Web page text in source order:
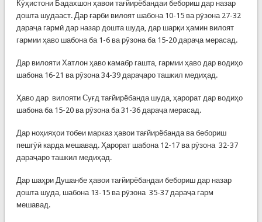
Кӯҳистони Бадахшон ҳавои тағйирёбандаи бебориш дар назар
дошта шудааст. Дар ғарби вилоят шабона 10-15 ва рӯзона 27-32
дараҷа гармӣ дар назар дошта шуда, дар шарқи ҳамин вилоят
гармии ҳаво шабона ба 1-6 ва рӯзона ба 15-20 дараҷа мерасад.
Дар вилояти Хатлон ҳаво камабр гашта, гармии ҳаво дар водиҳо
шабона 16-21 ва рӯзона 34-39 дараҷаро ташкил медиҳад.
Ҳаво дар вилояти Суғд тағйирёбанда шуда, ҳарорат дар водиҳо
шабона ба 15-20 ва рӯзона ба 31-36 дараҷа мерасад.
Дар ноҳияҳои тобеи марказ ҳавои тағйирёбанда ва бебориш
пешгӯӣ карда мешавад. Ҳарорат шабона 12-17 ва рӯзона 32-37
дараҷаро ташкил медиҳад.
Дар шаҳри Душанбе ҳавои тағйирёбандаи бебориш дар назар
дошта шуда, шабона 13-15 ва рӯзона 35-37 дараҷа гарм
мешавад.